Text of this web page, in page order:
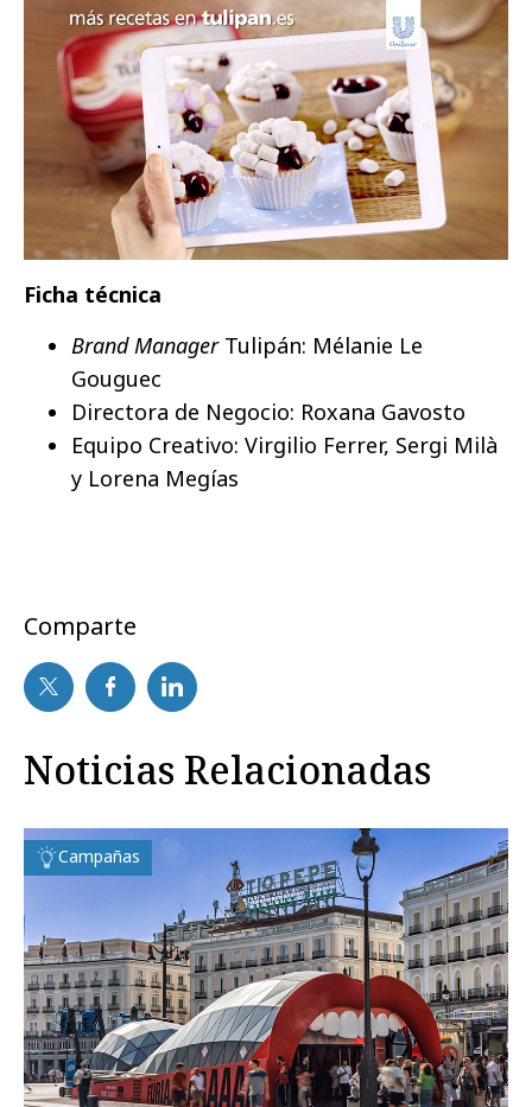
Ficha técnica
Brand Manager Tulipán: Mélanie Le
Gouguec
Directora de Negocio: Roxana Gavosto
Equipo Creativo: Virgilio Ferrer, Sergi Milà
y Lorena Megías
Comparte
Noticias Relacionadas
Campañas